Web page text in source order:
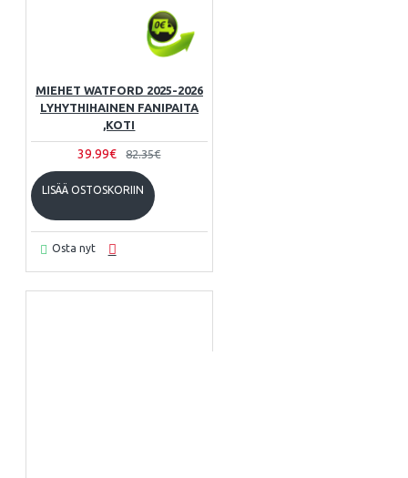
MIEHET WATFORD 2025-2026
LYHYTHIHAINEN FANIPAITA
,KOTI
39.99€ 82.35€
LISÄÄ OSTOSKORIIN
Osta nyt